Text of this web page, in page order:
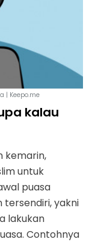
| Keepo.me
kalau
kemarin,
untuk
puasa
yakni
lakukan
Contohnya